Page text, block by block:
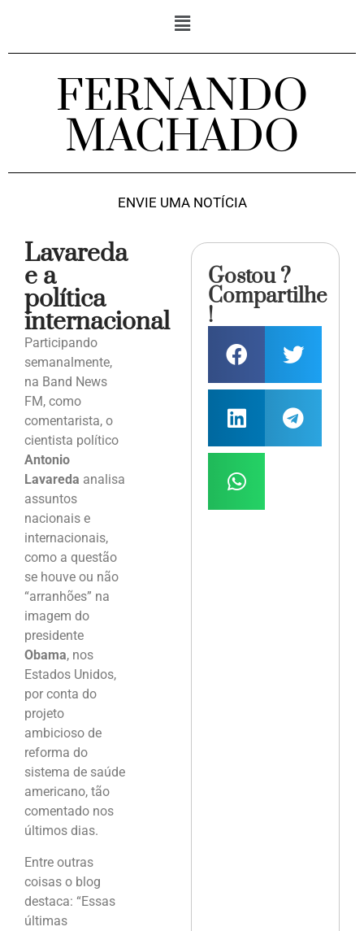
FERNANDO
MACHADO
ENVIE UMA NOTÍCIA
Lavareda
e a
política
internacional
Participando
semanalmente,
na Band News
FM, como
comentarista, o
cientista político
Antonio
Lavareda analisa
assuntos
nacionais e
internacionais,
como a questão
se houve ou não
“arranhões” na
imagem do
presidente
Obama, nos
Estados Unidos,
por conta do
projeto
ambicioso de
reforma do
sistema de saúde
americano, tão
comentado nos
últimos dias.
Entre outras
coisas o blog
destaca: “Essas
últimas
Gostou ?
Compartilhe
!